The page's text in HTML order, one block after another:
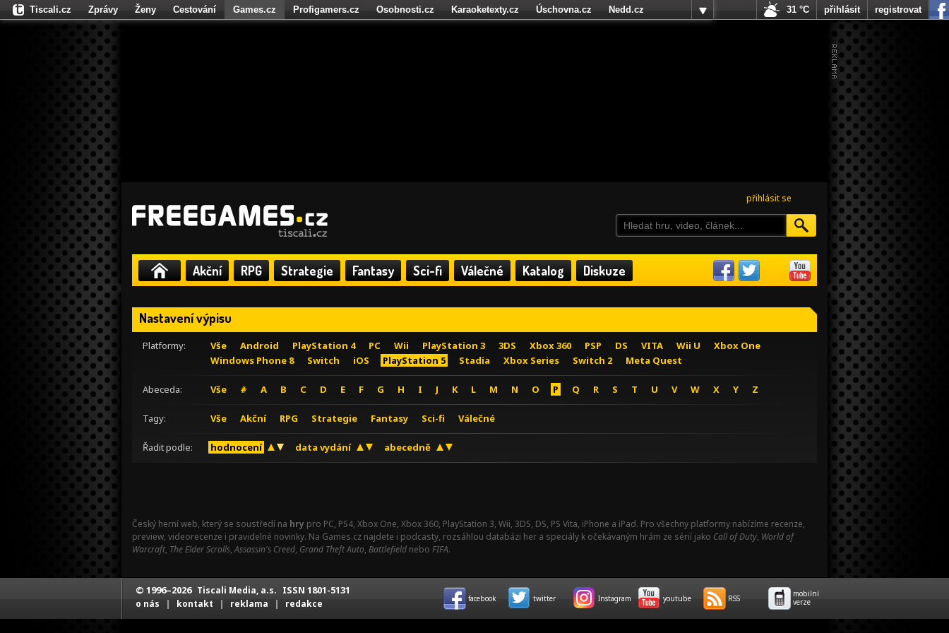
přihlásit se
Akční RPG Strategie Fantasy Sci-fi Válečné Katalog Diskuze
Nastavení výpisu
Platformy: Vše Android PlayStation 4 PC Wii PlayStation 3 3DS Xbox 360 PSP DS VITA Wii U
Xbox One
Windows Phone 8
Switch iOS PlayStation 5 Stadia Xbox Series Switch 2 Meta Quest
Abeceda: Vše # A B C D E F G H I J K L M N O P Q R S T U V W X Y Z
Tagy: Vše Akční RPG Strategie Fantasy Sci-fi Válečné
Řadit podle: hodnocení data vydání abecedně
Český herní web, který se soustředí na hry pro PC, PS4, Xbox One, Xbox 360, PlayStation 3, Wii, 3DS, DS, PS Vita, iPhone a iPad. Pro všechny platformy nabízíme recenze,
preview, videorecenze i pravidelné novinky. Na Games.cz najdete i podcasty, rozsáhlou databázi her a speciály k očekávaným hrám ze sérií jako Call of Duty, World of
Warcraft, The Elder Scrolls,Assassin's Creed, Grand Theft Auto, Battlefield nebo FIFA.
Tiscali.cz Zprávy Ženy Cestování Games.cz Profigamers.cz Osobnosti.cz Karaoketexty.cz Úschovna.cz
Nedd.cz
Fights.cz
31 °C přihlásit registrovat
© 1996–2026 Tiscali Media, a.s. ISSN 1801-5131
o nás | kontakt | reklama | redakce facebook twitter Instagram youtube RSS
mobilní
verze